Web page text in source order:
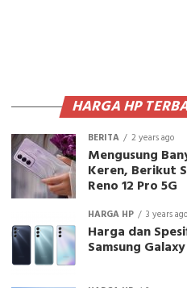
HARGA HP
BERITA 2 years ago
Mengusung
Keren, Berikut
Reno 12 Pro 5G
HARGA HP 3 years ago
Harga dan
Samsung